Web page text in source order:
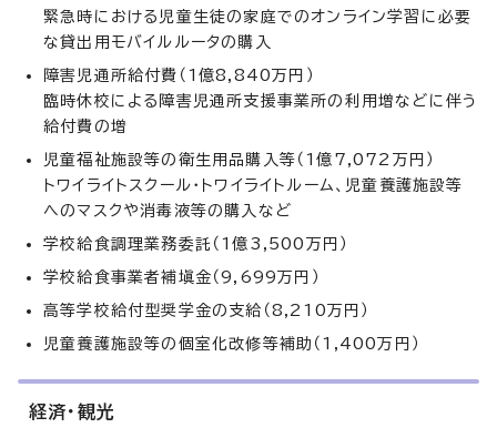
緊急時における児童生徒の家庭でのオンライン学習に必要
な貸出用モバイルルータの購入
障害児通所給付費（1億8,840万円）
臨時休校による障害児通所支援事業所の利用増などに伴う
給付費の増
児童福祉施設等の衛生用品購入等（1億7,072万円）
トワイライトスクール・トワイライトルーム、児童養護施設等
へのマスクや消毒液等の購入など
学校給食調理業務委託（1億3,500万円）
学校給食事業者補塡金（9,699万円）
高等学校給付型奨学金の支給（8,210万円）
児童養護施設等の個室化改修等補助（1,400万円）
経済・観光